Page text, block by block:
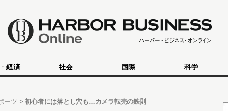
経済 社会 国際 科学
ーツ 初心者には落とし穴も…カメラ転売の鉄則